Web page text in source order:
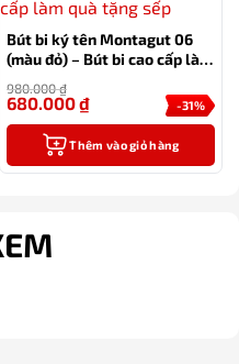
Bút bi ký tên Montagut 06
(màu đỏ) – Bút bi cao cấp làm
980.000₫
-31%
680.000₫
Thêm vào giỏ hàng